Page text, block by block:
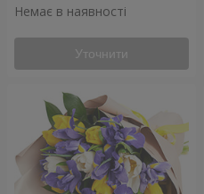
Немає в наявності
Уточнити